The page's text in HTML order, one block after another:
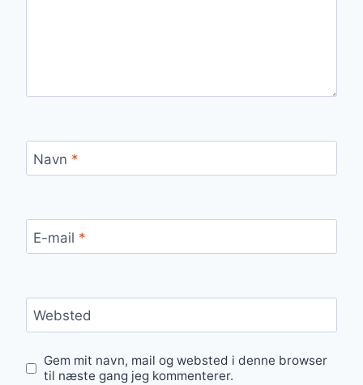
Navn *
E-mail *
Websted
Gem mit navn, mail og websted i denne browser
til næste gang jeg kommenterer.